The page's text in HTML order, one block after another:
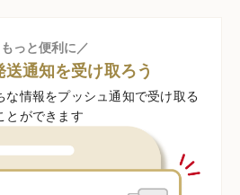
っと便利に／
送通知を受け取ろう
な情報をプッシュ通知で受け取る
とができます